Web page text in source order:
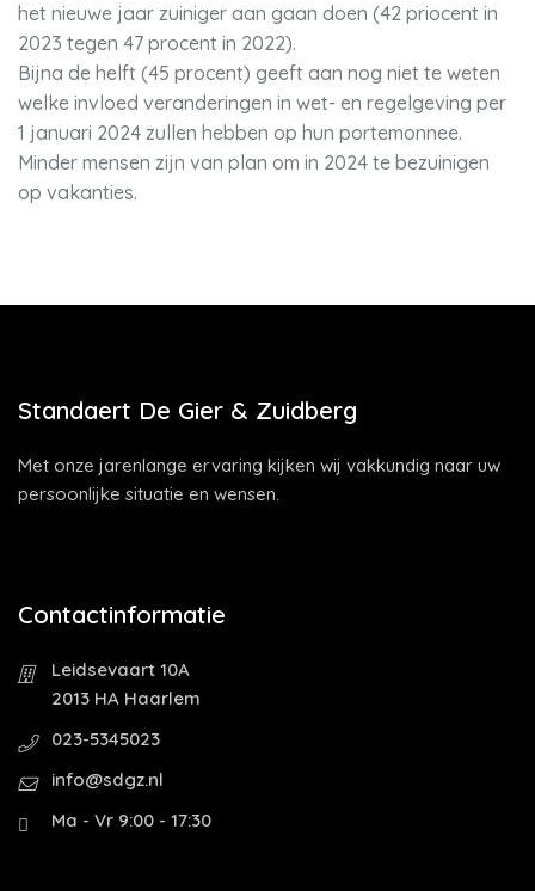
het nieuwe jaar zuiniger aan gaan doen (42 priocent in
2023 tegen 47 procent in 2022).
Bijna de helft (45 procent) geeft aan nog niet te weten
welke invloed veranderingen in wet- en regelgeving per
1 januari 2024 zullen hebben op hun portemonnee.
Minder mensen zijn van plan om in 2024 te bezuinigen
op vakanties.
Standaert De Gier & Zuidberg
Met onze jarenlange ervaring kijken wij vakkundig naar uw
persoonlijke situatie en wensen.
Contactinformatie
Leidsevaart 10A
2013 HA Haarlem
023-5345023
info@sdgz.nl
Ma - Vr 9:00 - 17:30